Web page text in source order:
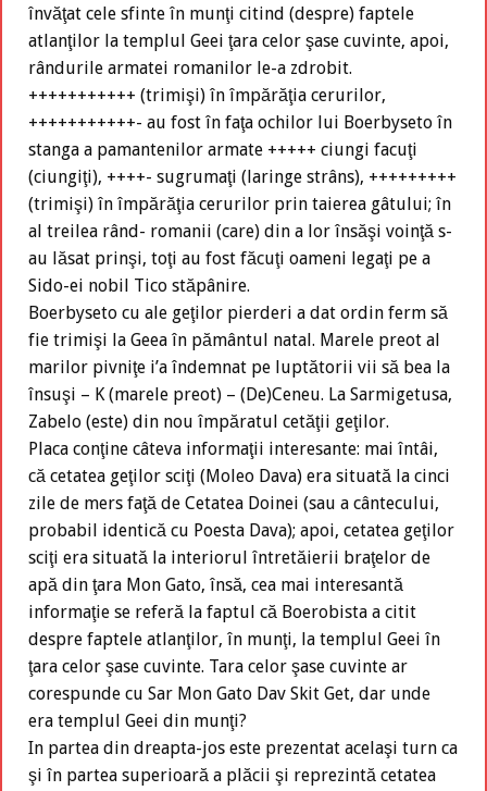
învăţat cele sfinte în munţi citind (despre) faptele
atlanţilor la templul Geei ţara celor şase cuvinte, apoi,
rândurile armatei romanilor le-a zdrobit.
+++++++++++ (trimişi) în împărăţia cerurilor,
+++++++++++- au fost în faţa ochilor lui Boerbyseto în
stanga a pamantenilor armate +++++ ciungi facuţi
(ciungiţi), ++++- sugrumaţi (laringe strâns), +++++++++
(trimişi) în împărăţia cerurilor prin taierea gâtului; în
al treilea rând- romanii (care) din a lor însăşi voinţă s-
au lăsat prinşi, toţi au fost făcuţi oameni legaţi pe a
Sido-ei nobil Tico stăpânire.
Boerbyseto cu ale geţilor pierderi a dat ordin ferm să
fie trimişi la Geea în pământul natal. Marele preot al
marilor pivniţe i’a îndemnat pe luptătorii vii să bea la
însuşi – K (marele preot) – (De)Ceneu. La Sarmigetusa,
Zabelo (este) din nou împăratul cetăţii geţilor.
Placa conţine câteva informaţii interesante: mai întâi,
că cetatea geţilor sciţi (Moleo Dava) era situată la cinci
zile de mers faţă de Cetatea Doinei (sau a cântecului,
probabil identică cu Poesta Dava); apoi, cetatea geţilor
sciţi era situată la interiorul întretăierii braţelor de
apă din ţara Mon Gato, însă, cea mai interesantă
informaţie se referă la faptul că Boerobista a citit
despre faptele atlanţilor, în munţi, la templul Geei în
ţara celor şase cuvinte. Tara celor şase cuvinte ar
corespunde cu Sar Mon Gato Dav Skit Get, dar unde
era templul Geei din munţi?
In partea din dreapta-jos este prezentat acelaşi turn ca
şi în partea superioară a plăcii şi reprezintă cetatea